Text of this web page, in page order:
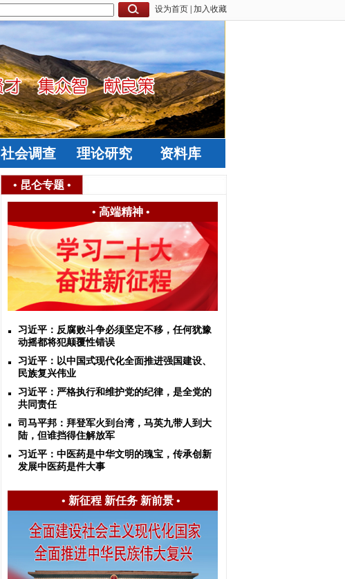
设为首页 加入收藏
社会调查 理论研究 资料库
• 昆仑专题 •
• 高端精神•
习近平：反腐败斗争必须坚定不移，任何犹豫
动摇都将犯颠覆性错误
习近平：以中国式现代化全面推进强国建设、
民族复兴伟业
习近平：严格执行和维护党的纪律，是全党的
共同责任
司马平邦：拜登军火到台湾，马英九带人到大
陆，但谁挡得住解放军
习近平：中医药是中华文明的瑰宝，传承创新
发展中医药是件大事
• 新征程 新任务 新前景•